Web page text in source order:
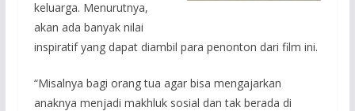
keluarga. Menurutnya,
akan ada banyak nilai
inspiratif yang dapat diambil para penonton dari film ini.
“Misalnya bagi orang tua agar bisa mengajarkan
anaknya menjadi makhluk sosial dan tak berada di